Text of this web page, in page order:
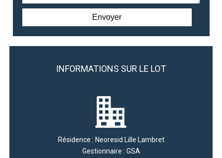
INFORMATIONS SUR LE LOT
Résidence : Neoresid Lille Lambret
Gestionnaire : GSA